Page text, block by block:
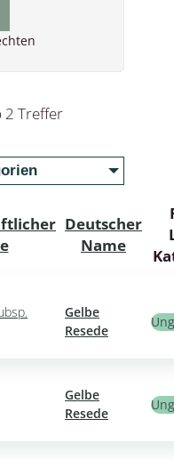
2 Treffer
Deutscher
Name
Gelbe
Resede
Gelbe
Resede